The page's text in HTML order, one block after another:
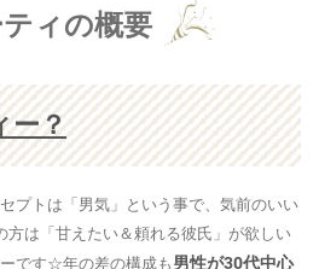
ィの概要
ー？
プトは「男気」という事で、気前のいい
方は「甘えたい＆頼れる彼氏」が欲しい
です☆年の差の構成も 男性が30代中心